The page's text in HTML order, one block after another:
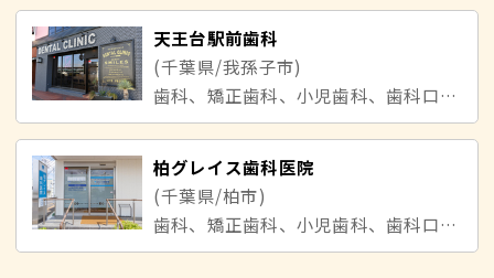
天王台駅前歯科
(千葉県/我孫子市)
歯科、矯正歯科、小児歯科、歯科口腔外科
柏グレイス歯科医院
(千葉県/柏市)
歯科、矯正歯科、小児歯科、歯科口腔外科